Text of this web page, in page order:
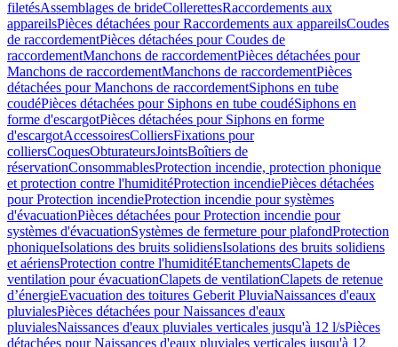
filetésAssemblages de brideCollerettesRaccordements aux
appareilsPièces détachées pour Raccordements aux appareilsCoudes
de raccordementPièces détachées pour Coudes de
raccordementManchons de raccordementPièces détachées pour
Manchons de raccordementManchons de raccordementPièces
détachées pour Manchons de raccordementSiphons en tube
coudéPièces détachées pour Siphons en tube coudéSiphons en
forme d'escargotPièces détachées pour Siphons en forme
d'escargotAccessoiresColliersFixations pour
colliersCoquesObturateursJointsBoîtiers de
réservationConsommablesProtection incendie, protection phonique
et protection contre l'humiditéProtection incendiePièces détachées
pour Protection incendieProtection incendie pour systèmes
d'évacuationPièces détachées pour Protection incendie pour
systèmes d'évacuationSystèmes de fermeture pour plafondProtection
phoniqueIsolations des bruits solidiensIsolations des bruits solidiens
et aériensProtection contre l'humiditéEtanchementsClapets de
ventilation pour évacuationClapets de ventilationClapets de retenue
d’énergieEvacuation des toitures Geberit PluviaNaissances d'eaux
pluvialesPièces détachées pour Naissances d'eaux
pluvialesNaissances d'eaux pluviales verticales jusqu'à 12 l/sPièces
détachées pour Naissances d'eaux pluviales verticales jusqu'à 12